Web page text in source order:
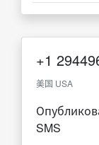
+1
美国 USA
SMS